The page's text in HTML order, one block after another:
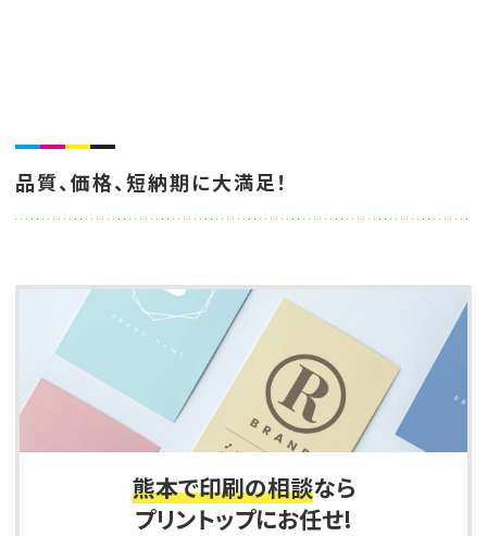
品質、価格、短納期に大満足！
熊本で印刷の相談なら
プリントップにお任せ!